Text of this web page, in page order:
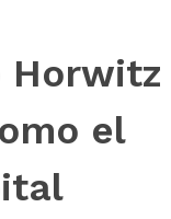
Horwitz
el